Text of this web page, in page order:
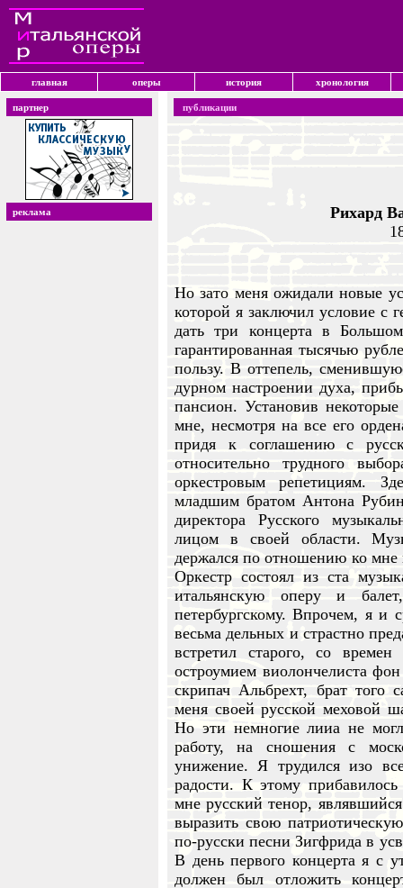
главная оперы история хронология
партнер
реклама
публикации
Рихард
Но зато меня ожидали новые
которой я заключил условие с
дать три концерта в
гарантированная тысячью
пользу. В оттепель,
дурном настроении духа,
пансион. Установив
мне, несмотря на все его
придя к соглашению с
относительно трудного
оркестровым репетициям.
младшим братом Антона
директора Русского
лицом в своей области.
держался по отношению ко мне
Оркестр состоял из ста
итальянскую оперу и
петербургскому. Впрочем, я и
весьма дельных и страстно
встретил старого, со
остроумием виолончелиста
скрипач Альбрехт, брат того
меня своей русской меховой
Но эти немногие лииа не
работу, на сношения с
унижение. Я трудился изо
радости. К этому
мне русский тенор,
выразить свою
по-русски песни Зигфрида в
В день первого концерта я с
должен был отложить